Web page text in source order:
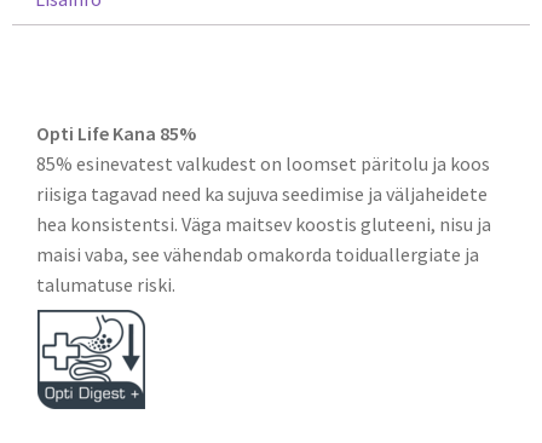
Opti Life Kana 85%
85% esinevatest valkudest on loomset päritolu ja koos
riisiga tagavad need ka sujuva seedimise ja väljaheidete
hea konsistentsi. Väga maitsev koostis gluteeni, nisu ja
maisi vaba, see vähendab omakorda toiduallergiate ja
talumatuse riski.